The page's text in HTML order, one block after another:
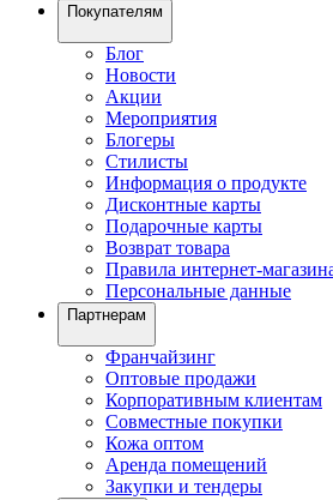
Покупателям
Блог
Новости
Акции
Мероприятия
Блогеры
Стилисты
Информация о продукте
Дисконтные карты
Подарочные карты
Возврат товара
Правила интернет-
Персональные данные
Партнерам
Франчайзинг
Оптовые продажи
Корпоративным клиентам
Совместные покупки
Кожа оптом
Аренда помещений
Закупки и тендеры